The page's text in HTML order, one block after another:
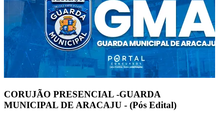
CORUJÃO PRESENCIAL -GUARDA
MUNICIPAL DE ARACAJU - (Pós Edital)